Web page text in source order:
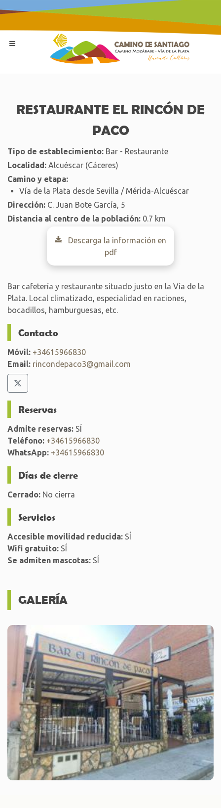
RESTAURANTE EL RINCÓN DE
PACO
Tipo de establecimiento: Bar - Restaurante
Localidad: Alcuéscar (Cáceres)
Camino y etapa:
Vía de la Plata desde Sevilla / Mérida-Alcuéscar
Dirección: C. Juan Bote García, 5
Distancia al centro de la población: 0.7 km
Descarga la información en
pdf
Bar cafetería y restaurante situado justo en la Vía de la
Plata. Local climatizado, especialidad en raciones,
bocadillos, hamburguesas, etc.
Contacto
Móvil: +34615966830
Email: rincondepaco3@gmail.com
Reservas
Admite reservas: SÍ
Teléfono: +34615966830
WhatsApp: +34615966830
Días de cierre
Cerrado: No cierra
Servicios
Accesible movilidad reducida: SÍ
Wifi gratuito: SÍ
Se admiten mascotas: SÍ
GALERÍA